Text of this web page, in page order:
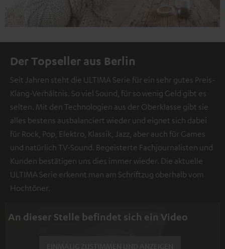
Der Topseller aus Berlin
Seit Jahren steht die ULTIMA Serie für ein sehr gutes Preis-
Klang-Verhältnis. So viel Sound, für so wenig Geld gibt es
selten. Mit den Technologien aus der Oberklasse gibt sie
alles bestens ausbalanciert wieder und eignet sich dabei
für Rock, Pop, Elektro, Klassik, Jazz, aber auch für Games
und natürlich TV-Sound. Begeisterte Fachjournalisten und
Kunden bestätigen uns dies immer wieder. Die aktuelle
ULTIMA Serie erkennt man am Schriftzug oberhalb vom
Hochtöner.
An dieser Stelle befindet sich ein Video